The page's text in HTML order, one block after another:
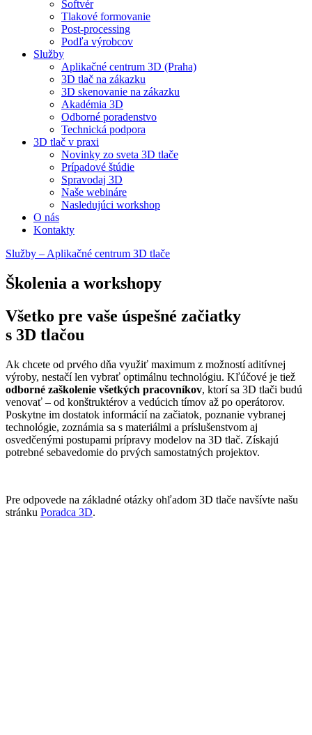
Softvér
Tlakové formovanie
Post-processing
Podľa výrobcov
Služby
Aplikačné centrum 3D (Praha)
3D tlač na zákazku
3D skenovanie na zákazku
Akadémia 3D
Odborné poradenstvo
Technická podpora
3D tlač v praxi
Novinky zo sveta 3D tlače
Prípadové štúdie
Spravodaj 3D
Naše webináre
Nasledujúci workshop
O nás
Kontakty
Služby – Aplikačné centrum 3D tlače
Školenia a workshopy
Všetko pre vaše úspešné začiatky
s 3D tlačou
Ak chcete od prvého dňa využiť maximum z možností aditívnej
výroby, nestačí len vybrať optimálnu technológiu. Kľúčové je tiež
odborné zaškolenie všetkých pracovníkov, ktorí sa 3D tlači budú
venovať – od konštruktérov a vedúcich tímov až po operátorov.
Poskytne im dostatok informácií na začiatok, poznanie vybranej
technológie, zoznámia sa s materiálmi a príslušenstvom aj
osvedčenými postupami prípravy modelov na 3D tlač. Získajú
potrebné sebavedomie do prvých samostatných projektov.
Pre odpovede na základné otázky ohľadom 3D tlače navšívte našu
stránku Poradca 3D.